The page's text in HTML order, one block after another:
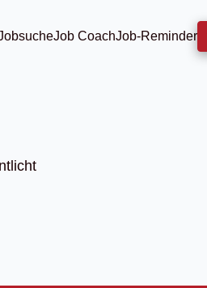
Job CoachJob-Reminder